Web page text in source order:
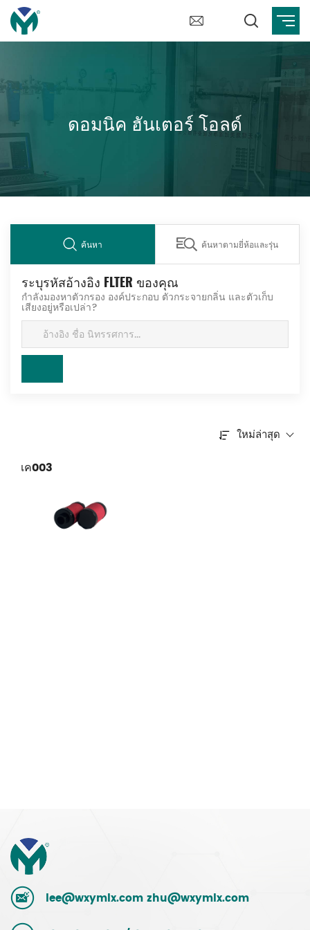
ดอมนิค ฮันเตอร์ โอลด์
ค้นหา ค้นหาตามยี่ห้อและรุ่น
ระบุรหัสอ้างอิง FLTER ของคุณ
กำลังมองหาตัวกรอง องค์ประกอบ ตัวกระจายกลิ่น และตัวเก็บ
เสียงอยู่หรือเปล่า?
ใหม่ล่าสุด
เค003
lee@wxymlx.com zhu@wxymlx.com